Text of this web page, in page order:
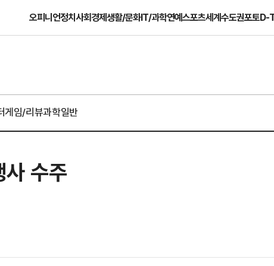
오피니언정치사회경제생활/문화IT/과학연예스포츠세계수도권포토D-
게임/리뷰과학일반
사 수주